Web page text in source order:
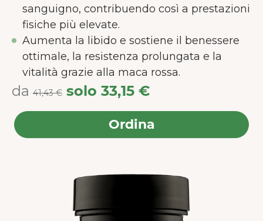
sanguigno, contribuendo così a prestazioni
fisiche più elevate.
Aumenta la libido e sostiene il benessere
ottimale, la resistenza prolungata e la
vitalità grazie alla maca rossa.
da 41,43 € solo 33,15 €
Ordina